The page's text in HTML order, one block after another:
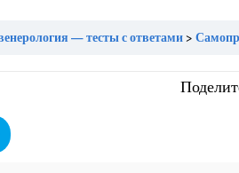
— тесты с ответами